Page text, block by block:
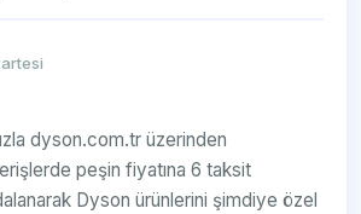
dyson.com.tr üzerinden
peşin fiyatına 6 taksit
Dyson ürünlerini şimdiye özel